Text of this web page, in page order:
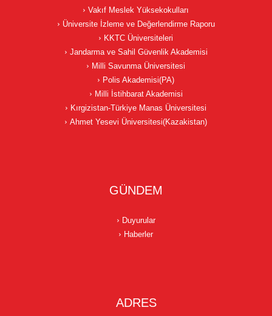
Vakıf Meslek Yüksekokulları
Üniversite İzleme ve Değerlendirme Raporu
KKTC Üniversiteleri
Jandarma ve Sahil Güvenlik Akademisi
Milli Savunma Üniversitesi
Polis Akademisi(PA)
Milli İstihbarat Akademisi
Kırgizistan-Türkiye Manas Üniversitesi
Ahmet Yesevi Üniversitesi(Kazakistan)
GÜNDEM
Duyurular
Haberler
ADRES